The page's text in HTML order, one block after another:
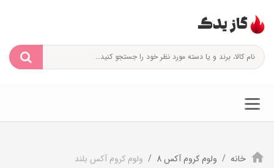
خانه ولوم کروم آکس 8 ولوم کروم آکس بلند